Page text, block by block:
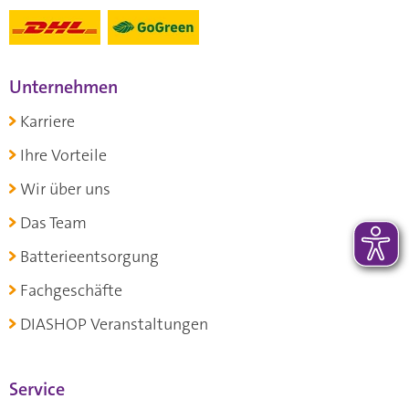
Unternehmen
Karriere
Ihre Vorteile
Wir über uns
Das Team
Batterieentsorgung
Fachgeschäfte
DIASHOP Veranstaltungen
Service